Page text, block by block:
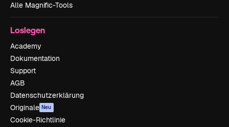
Alle Magnific-Tools
Loslegen
Academy
Dokumentation
Support
AGB
Datenschutzerklärung
Originale Neu
Cookie-Richtlinie